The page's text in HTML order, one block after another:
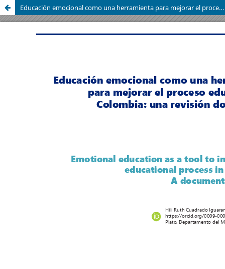
Educación emocional como una herramienta para mejorar el proceso educativo en Colombia.